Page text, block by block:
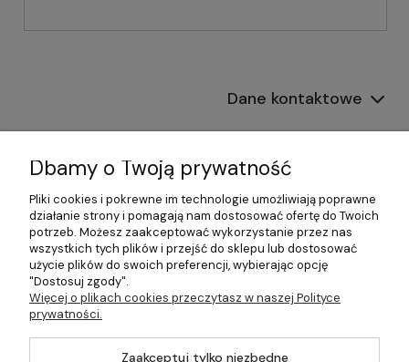
Dane kontaktowe
Płatności i dostawa
Pomoc
Moje konto
©2026 Wszelkie Prawa Zastrzeżone | 499.pl - najlepszy sklep z
Dbamy o Twoją prywatność
Pliki cookies i pokrewne im technologie umożliwiają poprawne
działanie strony i pomagają nam dostosować ofertę do Twoich
potrzeb. Możesz zaakceptować wykorzystanie przez nas
wszystkich tych plików i przejść do sklepu lub dostosować
użycie plików do swoich preferencji, wybierając opcję
"Dostosuj zgody".
Więcej o plikach cookies przeczytasz w naszej Polityce
prywatności.
Zaakceptuj tylko niezbędne